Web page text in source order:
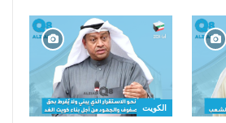
الكويت